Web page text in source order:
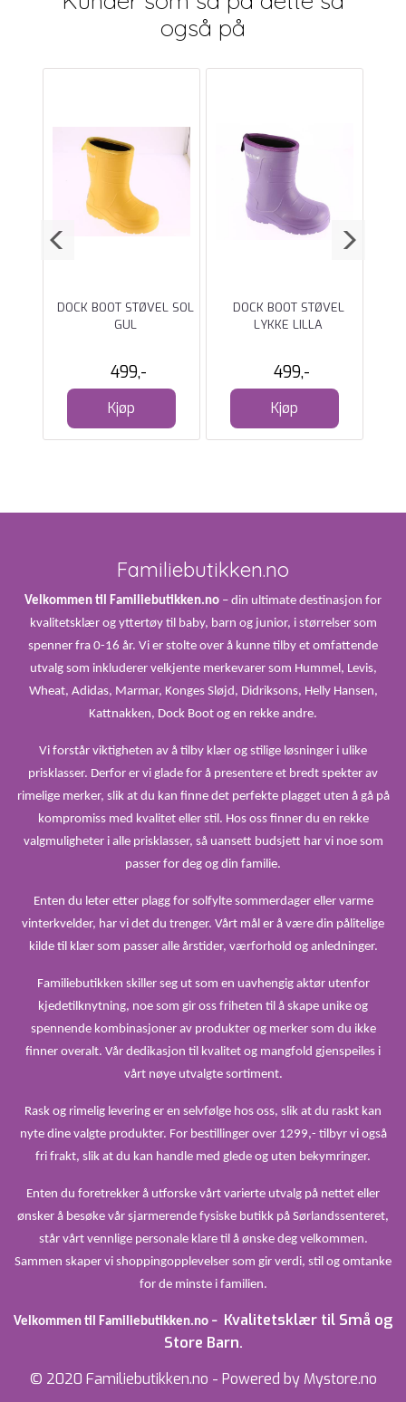
også på
DOCK BOOT STØVEL SOL
GUL
499,-
Kjøp
DOCK BOOT STØVEL
LYKKE LILLA
499,-
Kjøp
Familiebutikken.no
Velkommen til Familiebutikken.no – din ultimate destinasjon for
kvalitetsklær og yttertøy til baby, barn og junior, i størrelser som
spenner fra 0-16 år. Vi er stolte over å kunne tilby et omfattende
utvalg som inkluderer velkjente merkevarer som Hummel, Levis,
Wheat, Adidas, Marmar, Konges Sløjd, Didriksons, Helly Hansen,
Kattnakken, Dock Boot og en rekke andre.
Vi forstår viktigheten av å tilby klær og stilige løsninger i ulike
prisklasser. Derfor er vi glade for å presentere et bredt spekter av
rimelige merker, slik at du kan finne det perfekte plagget uten å gå på
kompromiss med kvalitet eller stil. Hos oss finner du en rekke
valgmuligheter i alle prisklasser, så uansett budsjett har vi noe som
passer for deg og din familie.
Enten du leter etter plagg for solfylte sommerdager eller varme
vinterkvelder, har vi det du trenger. Vårt mål er å være din pålitelige
kilde til klær som passer alle årstider, værforhold og anledninger.
Familiebutikken skiller seg ut som en uavhengig aktør utenfor
kjedetilknytning, noe som gir oss friheten til å skape unike og
spennende kombinasjoner av produkter og merker som du ikke
finner overalt. Vår dedikasjon til kvalitet og mangfold gjenspeiles i
vårt nøye utvalgte sortiment.
Rask og rimelig levering er en selvfølge hos oss, slik at du raskt kan
nyte dine valgte produkter. For bestillinger over 1299,- tilbyr vi også
fri frakt, slik at du kan handle med glede og uten bekymringer.
Enten du foretrekker å utforske vårt varierte utvalg på nettet eller
ønsker å besøke vår sjarmerende fysiske butikk på Sørlandssenteret,
står vårt vennlige personale klare til å ønske deg velkommen.
Sammen skaper vi shoppingopplevelser som gir verdi, stil og omtanke
for de minste i familien.
Velkommen til Familiebutikken.no – Kvalitetsklær til Små og
Store Barn.
© 2020 Familiebutikken.no - Powered by Mystore.no